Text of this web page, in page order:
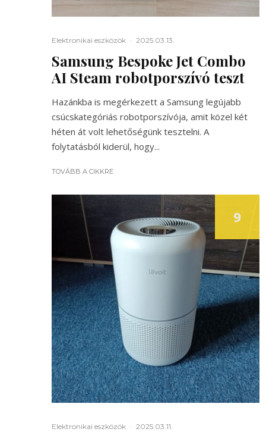
Elektronikai eszközök · 2025.03.13.
Samsung Bespoke Jet Combo
AI Steam robotporszívó teszt
Hazánkba is megérkezett a Samsung legújabb
csúcskategóriás robotporszívója, amit közel két
héten át volt lehetőségünk tesztelni. A
folytatásból kiderül, hogy...
TOVÁBB A CIKKRE
9
Elektronikai eszközök · 2025.03.11.